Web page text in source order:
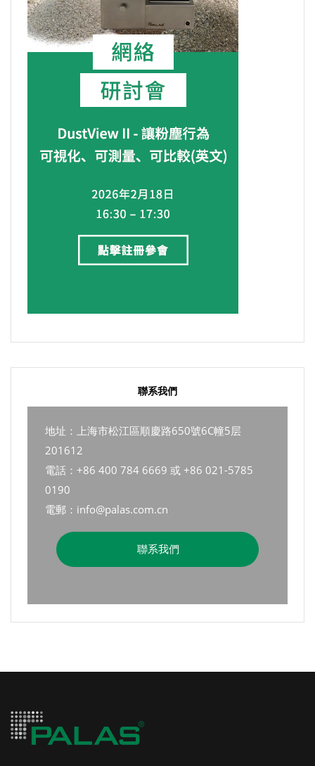
聯系我們
地址：上海市松江區順慶路650號6C幢5层
201612
電話：+86 400 784 6669 或 +86 021-5785
0190
電郵：info@palas.com.cn
聯系我們